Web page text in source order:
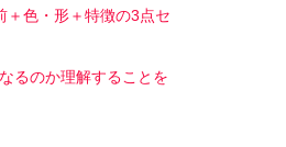
＋色・形＋特徴の3点セ
るのか理解することを